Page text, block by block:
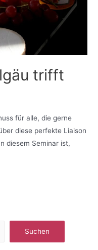
trifft
für alle, die gerne
diese perfekte Liaison
diesem Seminar ist,
Suchen